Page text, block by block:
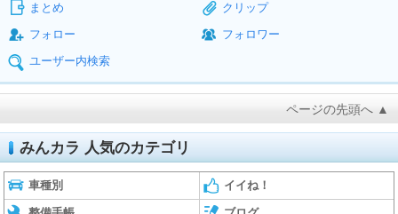
まとめ
クリップ
フォロー
フォロワー
ユーザー内検索
ページの先頭へ ▲
みんカラ 人気のカテゴリ
車種別 イイね！